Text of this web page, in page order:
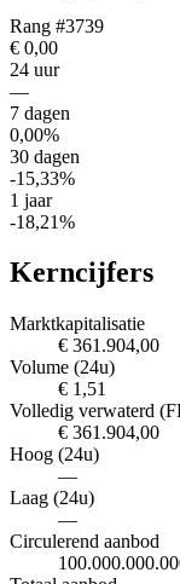
Rang #3739
€ 0,00
24 uur
—
7 dagen
0,00%
30 dagen
-15,33%
1 jaar
-18,21%
Kerncijfers
Marktkapitalisatie
€ 361.904,00
Volume (24u)
€ 1,51
Volledig verwaterd
€ 361.904,00
Hoog (24u)
—
Laag (24u)
—
Circulerend aanbod